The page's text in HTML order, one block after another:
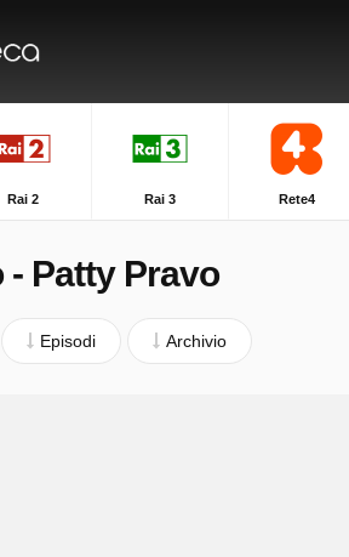
Rai 2 Rai 3 Rete4
- Patty Pravo
Episodi Archivio